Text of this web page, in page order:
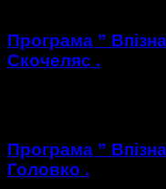
Програма ”
Скочеляс .
Програма ”
Головко .